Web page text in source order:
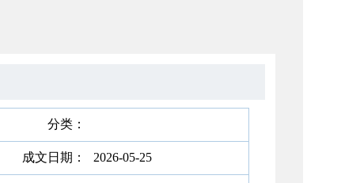
分类：
成文日期： 2026-05-25